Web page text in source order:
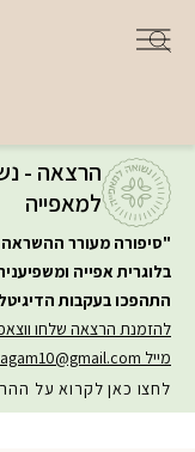
הרצאה -
למאפייה
"סיפורה מעורר
בלוגרית אפייה
התהפכו בעקבות
מייל
לחצו כאן לקרוא על